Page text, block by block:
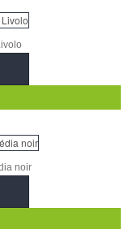
noir